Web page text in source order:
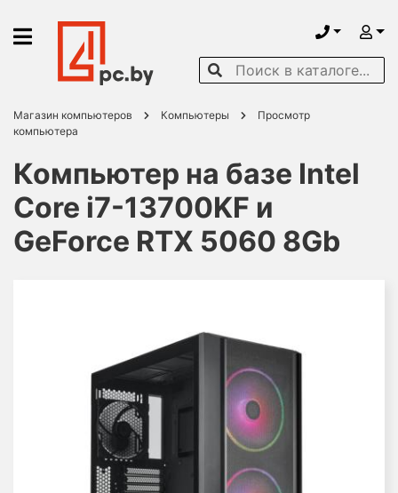
Магазин компьютеров Компьютеры
Просмотр
компьютера
Компьютер на базе Intel
Core i7-13700KF и
GeForce RTX 5060 8Gb